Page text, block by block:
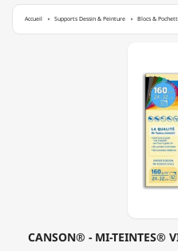
Accueil Supports Dessin & Peinture Blocs &
G/M²
CANSON® - MI-TEINTES®